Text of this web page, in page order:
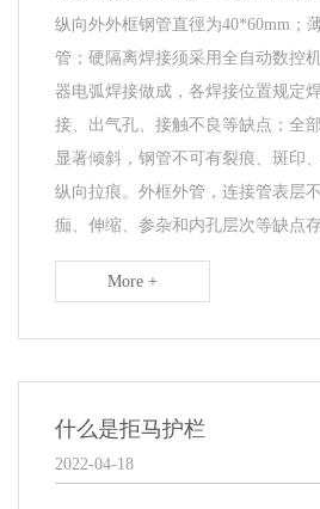
纵向外外框钢管直徑为40*60mm；
管；硬隔离焊接须采用全自动数控
器电弧焊接做成，各焊接位置规定
接、出气孔、接触不良等缺点；全
显著倾斜，钢管不可有裂痕、斑印
纵向拉痕。外框外管，连接管表层
痂、伸缩、参杂和内孔层次等缺点
More +
什么是拒马护栏
2022-04-18